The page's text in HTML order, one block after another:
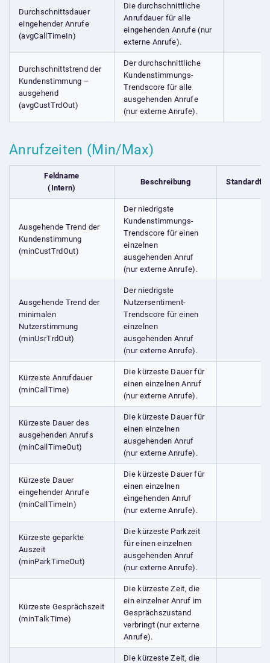
Durchschnittsdauer
eingehender Anrufe
(avgCallTimeIn)
Die durchschnittliche
Anrufdauer für alle
eingehenden Anrufe (nur
externe Anrufe).
Durchschnittstrend der
Kundenstimmung –
ausgehend
(avgCustTrdOut)
Der durchschnittliche
Kundenstimmungs-
Trendscore für alle
ausgehenden Anrufe
(nur externe Anrufe).
Anrufzeiten (Min/Max)
Feldname
(Intern)
Beschreibung
Ausgehende Trend der
Kundenstimmung
(minCustTrdOut)
Der niedrigste
Kundenstimmungs-
Trendscore für einen
einzelnen
ausgehenden Anruf
(nur externe Anrufe).
Ausgehende Trend der
minimalen
Nutzerstimmung
(minUsrTrdOut)
Der niedrigste
Nutzersentiment-
Trendscore für einen
einzelnen
ausgehenden Anruf
(nur externe Anrufe).
Kürzeste Anrufdauer
(minCallTime)
Die kürzeste Dauer für
einen einzelnen Anruf
(nur externe Anrufe).
Kürzeste Dauer des
ausgehenden Anrufs
(minCallTimeOut)
Die kürzeste Dauer für
einen einzelnen
ausgehenden Anruf
(nur externe Anrufe).
Kürzeste Dauer
eingehender Anrufe
(minCallTimeIn)
Die kürzeste Dauer für
einen einzelnen
eingehenden Anruf
(nur externe Anrufe).
Kürzeste geparkte
Auszeit
(minParkTimeOut)
Die kürzeste Parkzeit
für einen einzelnen
ausgehenden Anruf
(nur externe Anrufe).
Kürzeste Gesprächszeit
(minTalkTime)
Die kürzeste Zeit, die
ein einzelner Anruf im
Gesprächszustand
verbringt (nur externe
Anrufe).
Die kürzeste Zeit, die